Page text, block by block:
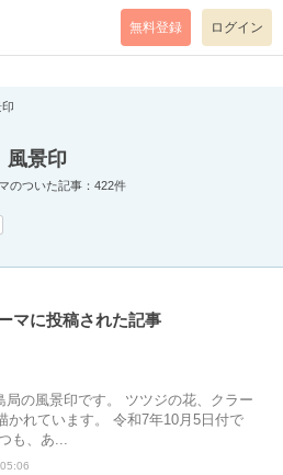
code=0 mode=return level=notice
無料登録 ログイン
印
風景印
のついた記事：422件
マに投稿された記事
の風景印です。 ツツジの花、クラー
かれています。 令和7年10月5日付で
も、あ...